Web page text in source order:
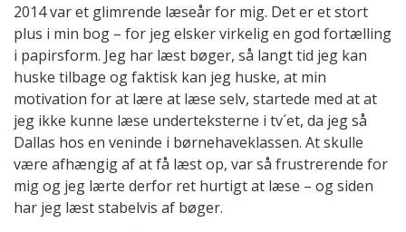
2014 var et glimrende læseår for mig. Det er et stort
plus i min bog – for jeg elsker virkelig en god fortælling
i papirsform. Jeg har læst bøger, så langt tid jeg kan
huske tilbage og faktisk kan jeg huske, at min
motivation for at lære at læse selv, startede med at at
jeg ikke kunne læse underteksterne i tv´et, da jeg så
Dallas hos en veninde i børnehaveklassen. At skulle
være afhængig af at få læst op, var så frustrerende for
mig og jeg lærte derfor ret hurtigt at læse – og siden
har jeg læst stabelvis af bøger.